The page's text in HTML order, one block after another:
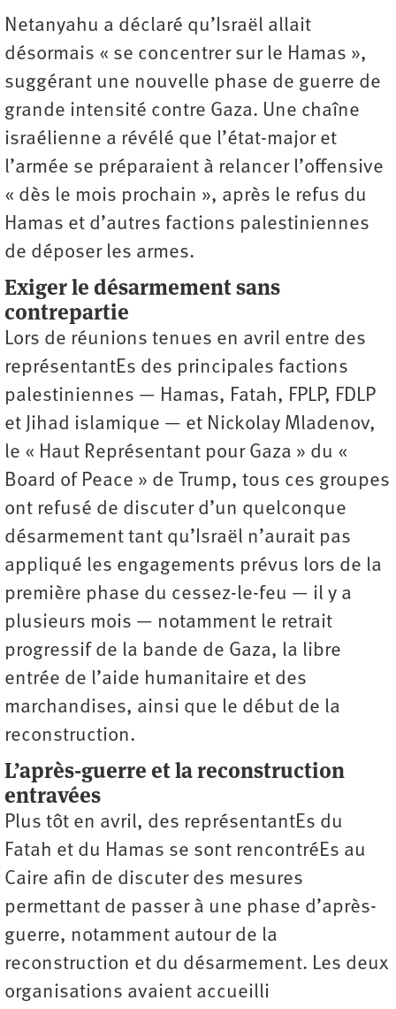
Netanyahu a déclaré qu’Israël allait
désormais « se concentrer sur le Hamas »,
suggérant une nouvelle phase de guerre de
grande intensité contre Gaza. Une chaîne
israélienne a révélé que l’état-major et
l’armée se préparaient à relancer l’offensive
« dès le mois prochain », après le refus du
Hamas et d’autres factions palestiniennes
de déposer les armes.
Exiger le désarmement sans
contrepartie
Lors de réunions tenues en avril entre des
représentantEs des principales factions
palestiniennes — Hamas, Fatah, FPLP, FDLP
et Jihad islamique — et Nickolay Mladenov,
le « Haut Représentant pour Gaza » du «
Board of Peace » de Trump, tous ces groupes
ont refusé de discuter d’un quelconque
désarmement tant qu’Israël n’aurait pas
appliqué les engagements prévus lors de la
première phase du cessez-le-feu — il y a
plusieurs mois — notamment le retrait
progressif de la bande de Gaza, la libre
entrée de l’aide humanitaire et des
marchandises, ainsi que le début de la
reconstruction.
L’après-guerre et la reconstruction
entravées
Plus tôt en avril, des représentantEs du
Fatah et du Hamas se sont rencontréEs au
Caire afin de discuter des mesures
permettant de passer à une phase d’après-
guerre, notamment autour de la
reconstruction et du désarmement. Les deux
organisations avaient accueilli